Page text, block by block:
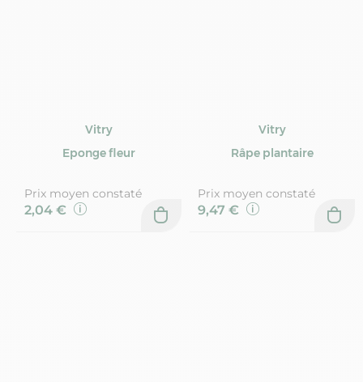
Vitry
Eponge fleur
Prix moyen constaté
2,04 €
Vitry
Râpe plantaire
Prix moyen constaté
9,47 €